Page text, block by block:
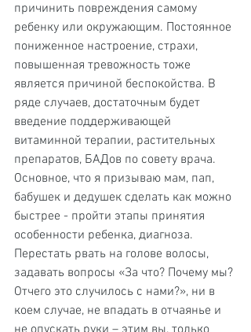
причинить повреждения самому
ребенку или окружающим. Постоянное
пониженное настроение, страхи,
повышенная тревожность тоже
является причиной беспокойства. В
ряде случаев, достаточным будет
введение поддерживающей
витаминной терапии, растительных
препаратов, БАДов по совету врача.
Основное, что я призываю мам, пап,
бабушек и дедушек сделать как можно
быстрее - пройти этапы принятия
особенности ребенка, диагноза.
Перестать рвать на голове волосы,
задавать вопросы «За что? Почему мы?
Отчего это случилось с нами?», ни в
коем случае, не впадать в отчаянье и